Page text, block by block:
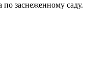
по заснеженному саду.